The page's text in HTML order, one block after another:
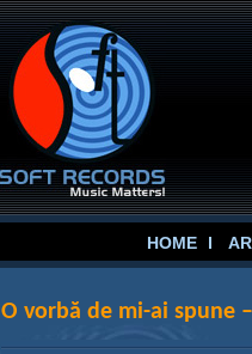
HOME
O vorbă de mi-ai spune